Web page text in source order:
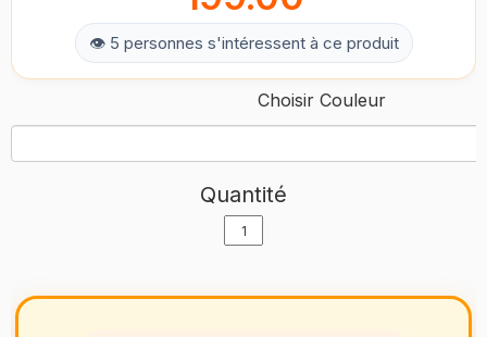
👁 5 personnes s'intéressent à ce produit
Choisir Couleur
Quantité